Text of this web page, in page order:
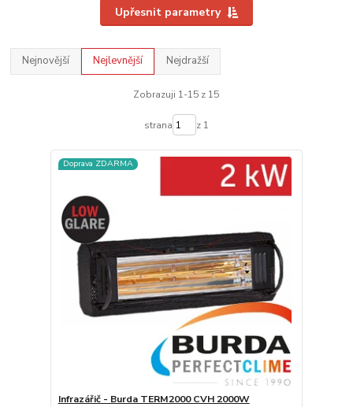
Upřesnit parametry
Nejnovější Nejlevnější Nejdražší
Zobrazuji 1-15 z 15
strana z 1
Doprava ZDARMA
Infrazářič - Burda TERM2000 CVH 2000W